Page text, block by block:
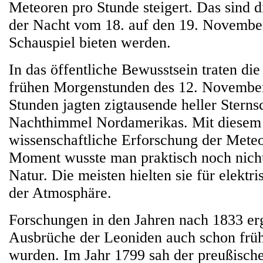
Meteoren pro Stunde steigert. Das sind
der Nacht vom 18. auf den 19.
Schauspiel bieten werden.
In das öffentliche Bewusstsein traten
frühen Morgenstunden des 12.
Stunden jagten zigtausende heller
Nachthimmel Nordamerikas. Mit
wissenschaftliche Erforschung der
Moment wusste man praktisch noch
Natur. Die meisten hielten sie für
der Atmosphäre.
Forschungen in den Jahren nach 1833
Ausbrüche der Leoniden auch schon
wurden. Im Jahr 1799 sah der